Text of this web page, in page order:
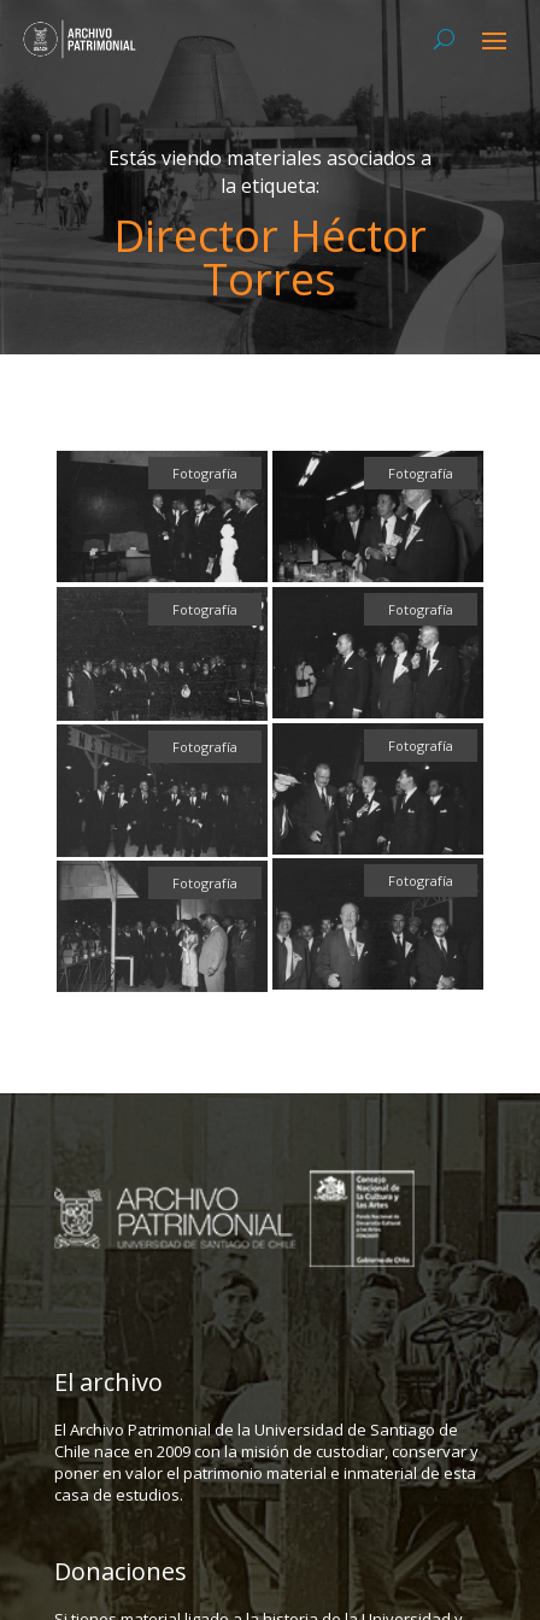
Estás viendo materiales asociados a
la etiqueta:
Director Héctor
Torres
Fotografía Fotografía
Fotografía Fotografía
Fotografía
Fotografía
Fotografía
Fotografía
El archivo
El Archivo Patrimonial de la Universidad de Santiago de
Chile nace en 2009 con la misión de custodiar, conservar y
poner en valor el patrimonio material e inmaterial de esta
casa de estudios.
Donaciones